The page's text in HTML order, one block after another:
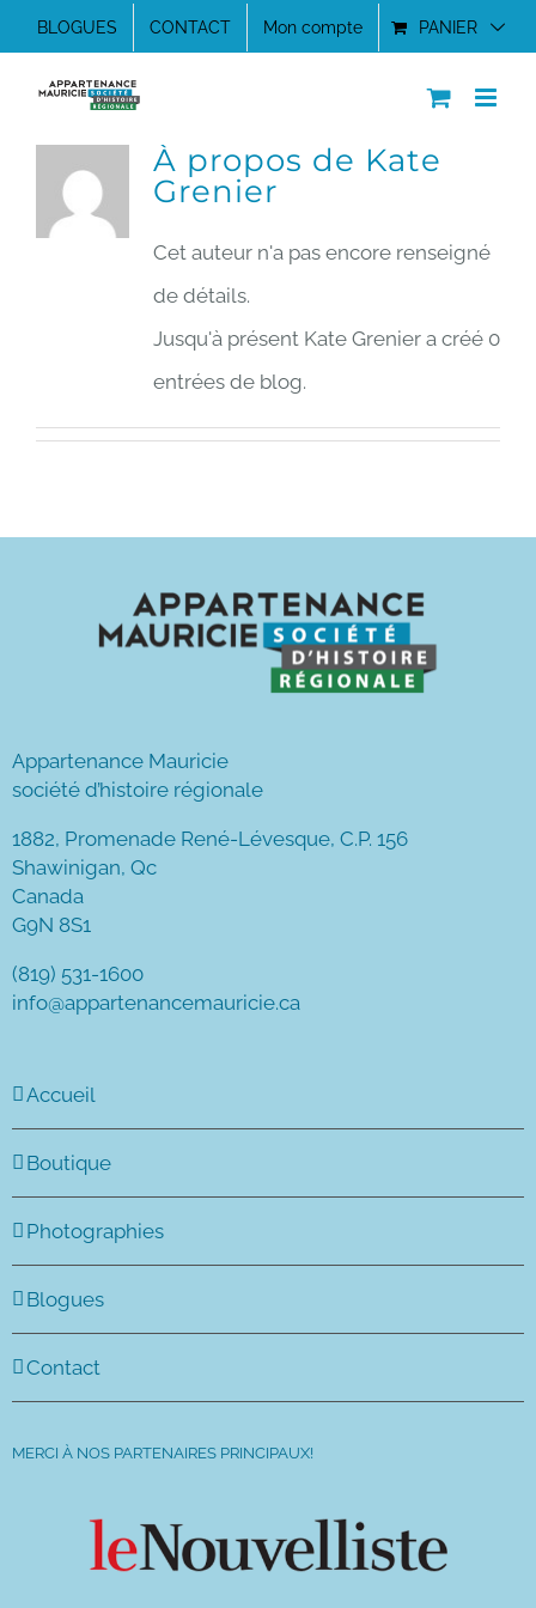
PasserBLOGUES CONTACT Mon compte PANIER
À propos de Kate
Grenier
Cet auteur n'a pas encore renseigné
de détails.
Jusqu'à présent Kate Grenier a créé 0
entrées de blog.
Appartenance Mauricie
société d’histoire régionale
1882, Promenade René-Lévesque, C.P. 156
Shawinigan, Qc
Canada
G9N 8S1
(819) 531-1600
info@appartenancemauricie.ca
Accueil
Boutique
Photographies
Blogues
Contact
MERCI À NOS PARTENAIRES PRINCIPAUX!